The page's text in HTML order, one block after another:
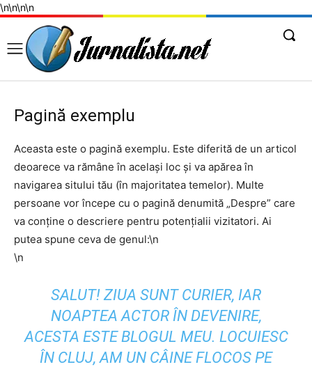
\n\n\n\n
Pagină exemplu
Aceasta este o pagină exemplu. Este diferită de un articol
deoarece va rămâne în același loc și va apărea în
navigarea sitului tău (în majoritatea temelor). Multe
persoane vor începe cu o pagină denumită „Despre” care
va conține o descriere pentru potențialii vizitatori. Ai
putea spune ceva de genul:\n
\n
SALUT! ZIUA SUNT CURIER, IAR
NOAPTEA ACTOR ÎN DEVENIRE,
ACESTA ESTE BLOGUL MEU. LOCUIESC
ÎN CLUJ, AM UN CÂINE FLOCOS PE